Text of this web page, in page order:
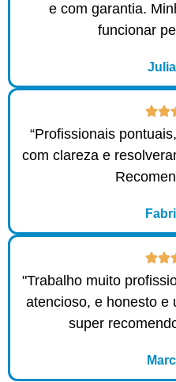
e com garantia.
funcionar
“Profissionais
com clareza e
"Trabalho muito
atencioso, e honesto e
super